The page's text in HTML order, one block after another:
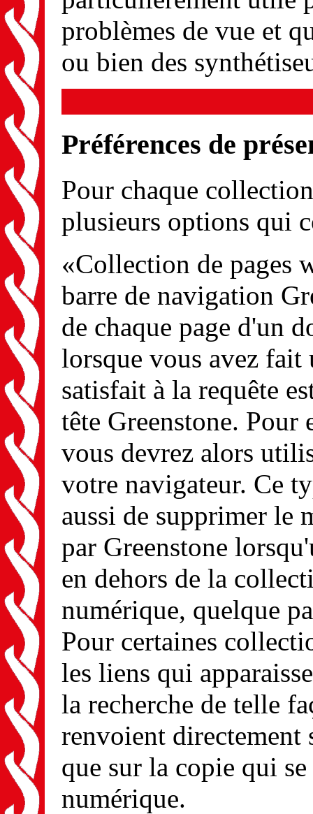
problèmes de vue et
ou bien des
Préférences de
Pour chaque
plusieurs options qui
«Collection de pages
barre de navigation
de chaque page d'un
lorsque vous avez fait
satisfait à la requête
tête Greenstone. Pour
vous devrez alors
votre navigateur. Ce
aussi de supprimer le
par Greenstone
en dehors de la
numérique, quelque
Pour certaines
les liens qui
la recherche de telle
renvoient
que sur la copie qui
numérique.